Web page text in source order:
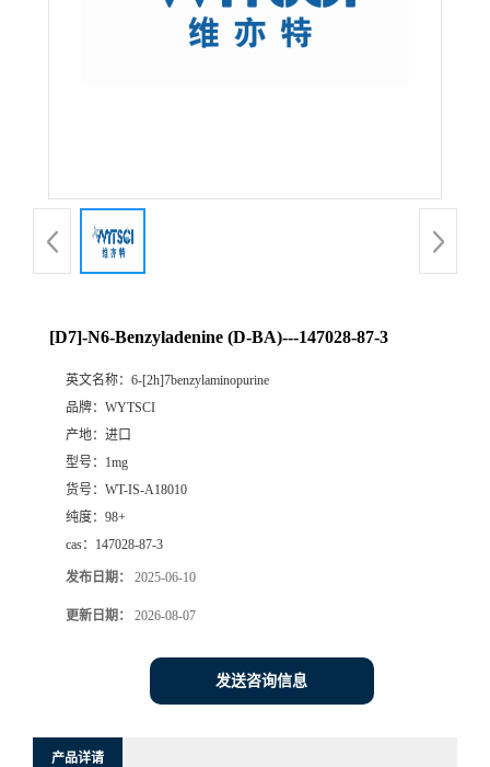
[D7]-N6-Benzyladenine (D-BA)---147028-87-3
英文名称： 6-[2h]7benzylaminopurine
品牌： WYTSCI
产地： 进口
型号： 1mg
货号： WT-IS-A18010
纯度： 98+
cas： 147028-87-3
发布日期： 2025-06-10
更新日期： 2026-08-07
发送咨询信息
产品详请